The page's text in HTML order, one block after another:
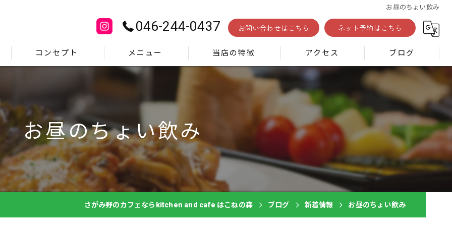
お昼のちょい飲み
046-244-0437 お問い合わせはこちら ネット予約はこちら
コンセプト
よくある質問
メニュー 当店の特徴
洋食屋
イタリアン
女子会
アクセス ブログ
コラム
新着情報
お昼のちょい飲み
さがみ野のカフェならkitchen and cafe はこねの森 ブログ 新着情報 お昼のちょい飲み